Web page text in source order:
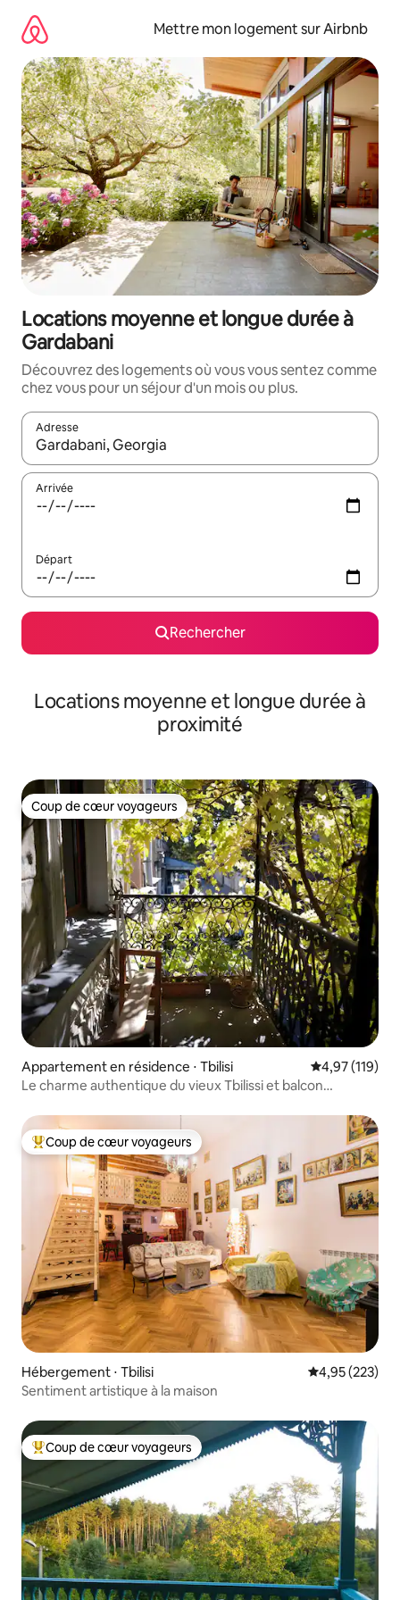
directement
contenu
Mettre mon logement sur Airbnb
Locations moyenne et longue durée à
Gardabani
Découvrez des logements où vous vous sentez comme
chez vous pour un séjour d'un mois ou plus.
Adresse
Lorsque les résultats s'affichent, utilisez les flèches vers le
Arrivée
Départ
Rechercher
Locations moyenne et longue durée à
proximité
Coup de cœur voyageurs
Coup de cœur voyageurs
Appartement en résidence ⋅ Tbilisi Évaluation
4,97 (119)
Le charme authentique du vieux Tbilissi et balcon
Coups de cœur voyageurs les plus appréciés
Coup de cœur voyageurs
Hébergement ⋅ Tbilisi Évaluation
4,95 (223)
Sentiment artistique à la maison
Coups de cœur voyageurs les plus appréciés
Coup de cœur voyageurs